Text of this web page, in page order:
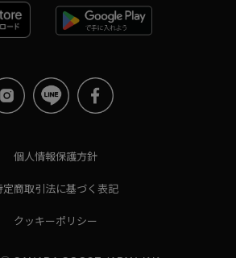
個人情報保護方針
定商取引法に基づく表記
クッキーポリシー